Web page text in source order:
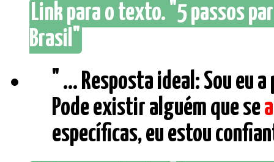
Link para o texto. "5 passos
Brasil"
" ... Resposta ideal: Sou eu
Pode existir alguém que se
específicas, eu estou